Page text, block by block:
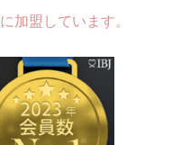
に加盟しています。